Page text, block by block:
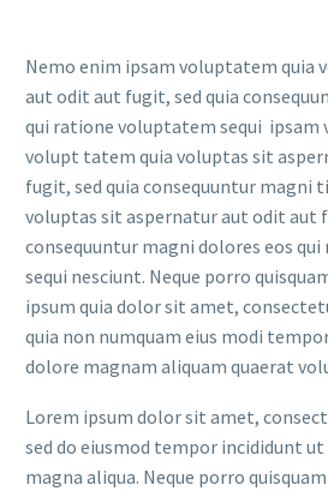
Nemo enim ipsam voluptatem quia
aut odit aut fugit, sed quia
qui ratione voluptatem sequi ipsam
volupt tatem quia voluptas sit
fugit, sed quia consequuntur magni
voluptas sit aspernatur aut odit aut
consequuntur magni dolores eos
sequi nesciunt. Neque porro
ipsum quia dolor sit amet,
quia non numquam eius modi
dolore magnam aliquam quaerat
Lorem ipsum dolor sit amet,
sed do eiusmod tempor incididunt
magna aliqua. Neque porro